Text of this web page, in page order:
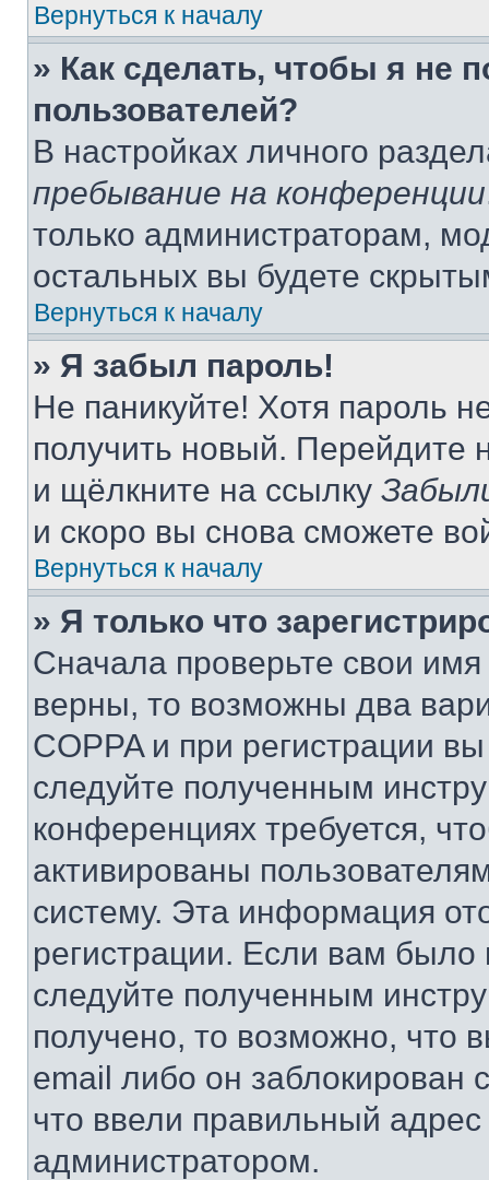
Вернуться к началу
» Как сделать, чтобы я не
пользователей?
В настройках личного
пребывание на конференции
только администраторам,
остальных вы будете
Вернуться к началу
» Я забыл пароль!
Не паникуйте! Хотя пароль
получить новый. Перейдите
и щёлкните на ссылку
и скоро вы снова сможете
Вернуться к началу
» Я только что
Сначала проверьте свои
верны, то возможны два
COPPA и при регистрации
следуйте полученным
конференциях требуется,
активированы
систему. Эта информация
регистрации. Если вам
следуйте полученным
получено, то возможно, что
email либо он
что ввели правильный адрес
администратором.